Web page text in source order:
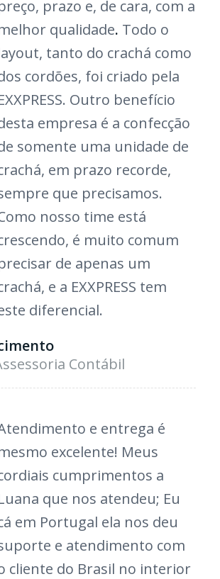
prazo e, de cara, com a
qualidade. Todo o
tanto do crachá como
cordões, foi criado pela
Outro benefício
empresa é a confecção
somente uma unidade de
em prazo recorde,
que precisamos.
nosso time está
é muito comum
de apenas um
e a EXXPRESS tem
diferencial.
Contábil
o e entrega é
excelente! Meus
cumprimentos a
que nos atendeu; Eu
em Portugal ela nos deu
e atendimento com
cliente do Brasil no interior